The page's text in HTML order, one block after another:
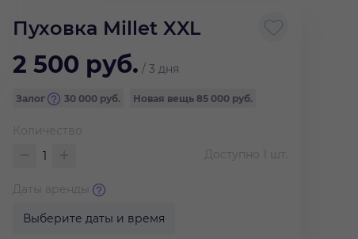
Пуховка Millet XXL
2 500 руб. / 3 дня
Залог 30 000 руб. Новая вещь 85 000 руб.
Количество
Доступно 1 шт.
Даты аренды
Выберите даты и время